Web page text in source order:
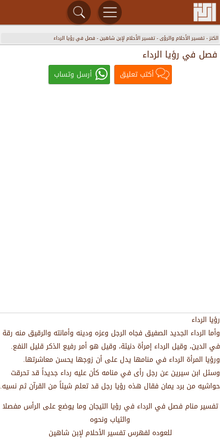
الكنز-تفسير الأحلام والرؤى-تفسير الأحلام لإبن شاهين- فصل في رؤيا الرداء
فصل في رؤيا الرداء
أكتب تعليق أرسل وتساب
رؤيا الرداء
وأما الرداء الجديد الصفيق فجاه الرجل وعزه ودينه وأمانته والرقيق منه رقة
في الدين، وقيل الرداء إمرأة دنيئة، وقيل هو أمر رفيع الذكر قليل النفع.
ورؤيا المرأة الرداء في منامها يدل على أن زوجها يحسن معاشرتها.
وسئل ابن سيرين عن رجل رأى في منامه كأن عليه رداء جديداً قد تحرقت
حواشيه من برد يمان فقال هذه رؤيا رجل قد تعلم شيئاً من القرآن ثم نسيه.
تفسير منام فصل في الرداء في رؤيا التيجان وما يوضع على الرأس مفصلا
والثياب ونحوه
للعوده لفهرس تفسير الأحلام لإبن شاهين